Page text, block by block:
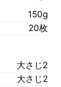
150g
20枚
大さじ2
大さじ2